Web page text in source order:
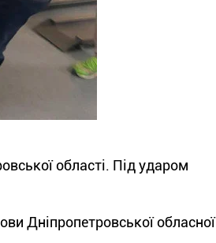
області. Під ударом
Дніпропетровської обласної